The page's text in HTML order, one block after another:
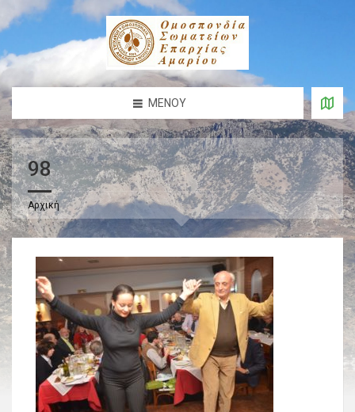
ΜΕΝΟΎ
98
Αρχική